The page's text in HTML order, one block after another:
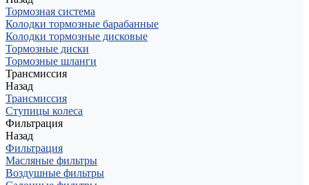
Тормозная система
Колодки тормозные барабанные
Колодки тормозные дисковые
Тормозные диски
Тормозные шланги
Трансмиссия
Назад
Трансмиссия
Ступицы колеса
Фильтрация
Назад
Фильтрация
Масляные фильтры
Воздушные фильтры